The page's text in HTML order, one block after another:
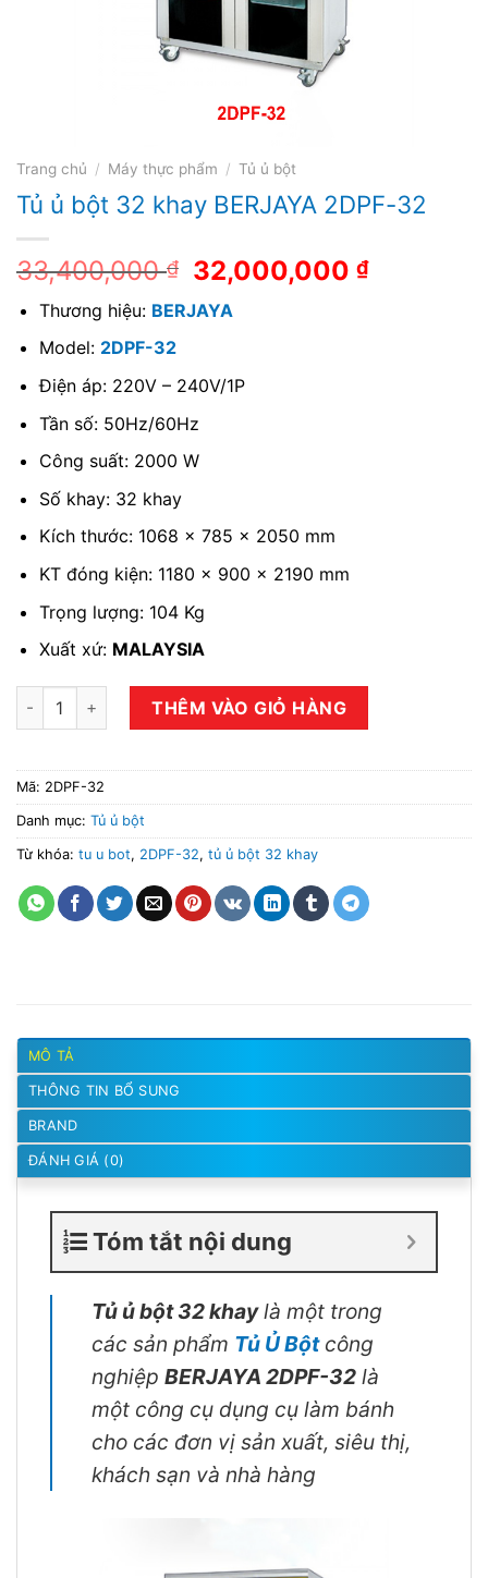
Trang chủ / Máy thực phẩm / Tủ ủ bột
Tủ ủ bột 32 khay BERJAYA 2DPF-32
33,400,000₫ 32,000,000₫
Thương hiệu: BERJAYA
Model: 2DPF-32
Điện áp: 220V – 240V/1P
Tần số: 50Hz/60Hz
Công suất: 2000 W
Số khay: 32 khay
Kích thước: 1068 x 785 x 2050 mm
KT đóng kiện: 1180 x 900 x 2190 mm
Trọng lượng: 104 Kg
Xuất xứ: MALAYSIA
Tủ ủ bột 32 khay BERJAYA 2DPF-32 số lượng
THÊM VÀO GIỎ HÀNG
Mã: 2DPF-32
Danh mục: Tủ ủ bột
Từ khóa: tu u bot, 2DPF-32, tủ ủ bột 32 khay
MÔ TẢ
THÔNG TIN BỔ SUNG
BRAND
ĐÁNH GIÁ (0)
Tóm tắt nội dung
Tủ ủ bột 32 khaylà một trong
các sản phẩm Tủ Ủ Bộtcông
nghiệp BERJAYA 2DPF-32 là
một công cụ dụng cụ làm bánh
cho các đơn vị sản xuất, siêu thị,
khách sạn và nhà hàng